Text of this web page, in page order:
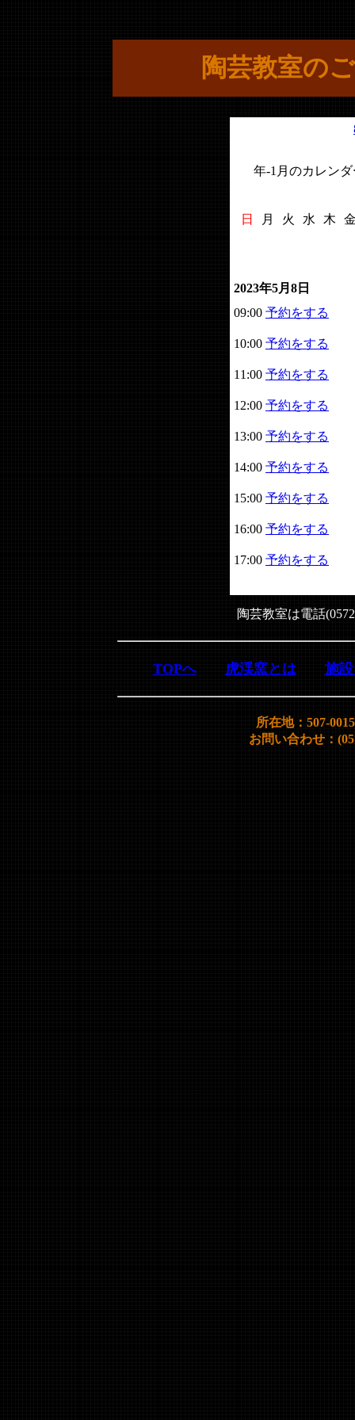
陶芸教室の
年-1月のカレンダ
日 月 火 水 木
2023年5月8日
09:00 予約をする
10:00 予約をする
11:00 予約をする
12:00 予約をする
13:00 予約をする
14:00 予約をする
15:00 予約をする
16:00 予約をする
17:00 予約をする
陶芸教室は電話
TOPへ 虎渓窯とは 施
所在地：507-
お問い合わせ：